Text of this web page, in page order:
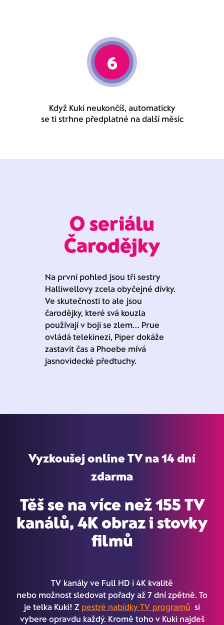
6
Když Kuki neukončíš, automaticky
se ti strhne předplatné na další měsíc
O seriálu
Čarodějky
Na první pohled jsou tři sestry
Halliwellovy zcela obyčejné dívky.
Ve skutečnosti to ale jsou
čarodějky, které svá kouzla
používají v boji se zlem... Prue
ovládá telekinezi, Piper dokáže
zastavit čas a Phoebe mívá
jasnovidecké předtuchy.
Vyzkoušej online TV na 14 dní
zdarma
Těš se na více než 155 TV
kanálů, 4K obraz i stovky
filmů
TV kanály ve Full HD i 4K kvalitě
nebo možnost sledovat pořady až 7 dní zpětně. To
je telka Kuki! Z pestré nabídky TV programů si
vybere opravdu každý. Kromě toho v Kuki najdeš